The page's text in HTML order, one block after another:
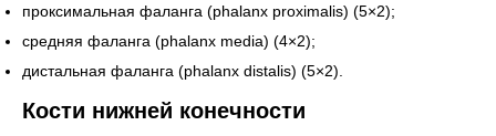
проксимальная фаланга (phalanx proximalis) (5×2);
средняя фаланга (phalanx media) (4×2);
дистальная фаланга (phalanx distalis) (5×2).
Кости нижней конечности